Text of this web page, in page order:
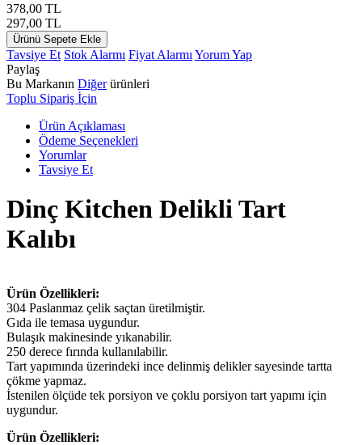
378,00 TL
297,00 TL
Ürünü Sepete Ekle
Tavsiye Et Stok Alarmı Fiyat Alarmı Yorum Yap
Paylaş
Bu Markanın Diğerürünleri
Toplu Sipariş İçin
Ürün Açıklaması
Ödeme Seçenekleri
Yorumlar
Tavsiye Et
Dinç Kitchen Delikli Tart
Kalıbı
Ürün Özellikleri:
304 Paslanmaz çelik saçtan üretilmiştir.
Gıda ile temasa uygundur.
Bulaşık makinesinde yıkanabilir.
250 derece fırında kullanılabilir.
Tart yapımında üzerindeki ince delinmiş delikler sayesinde tartta
çökme yapmaz.
İstenilen ölçüde tek porsiyon ve çoklu porsiyon tart yapımı için
uygundur.
Ürün Özellikleri: